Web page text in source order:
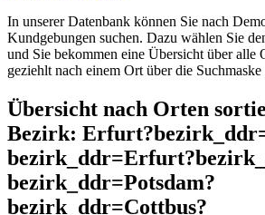
In unserer Datenbank können Sie nach
Kundgebungen suchen. Dazu wählen Sie
und Sie bekommen eine Übersicht über alle
geziehlt nach einem Ort über die Suchmaske
Übersicht nach Orten
Bezirk:
bezirk_ddr=Potsdam?
bezirk_ddr=Cottbus?